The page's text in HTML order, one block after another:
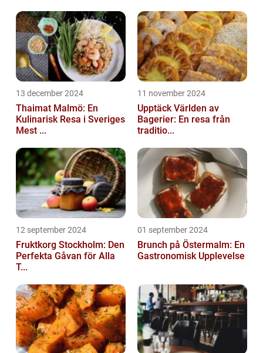
13 december 2024
Thaimat Malmö: En
Kulinarisk Resa i Sveriges
Mest ...
11 november 2024
Upptäck Världen av
Bagerier: En resa från
traditio...
12 september 2024
Fruktkorg Stockholm: Den
Perfekta Gåvan för Alla
T...
01 september 2024
Brunch på Östermalm: En
Gastronomisk Upplevelse